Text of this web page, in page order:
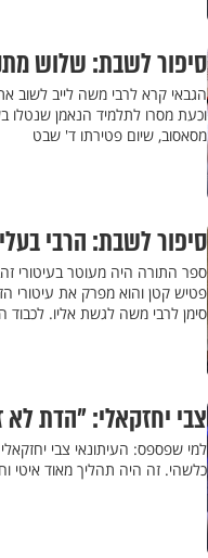
סיפור לשבת: שלוש
הגבאי קרא לרבי משה לייב לשוב
וכעת מסרו לתלמיד הנאמן שנטלו
מסאסוב, שיום פטירתו ד' שבט
סיפור לשבת: הרבי
ספר התורה היה מעוטר בעיטורי
פטיש קטן והוא מפרק את עיטורי
סימן לרבי משה לגשת אליו.
צבי יחזקאלי: "הדת לא
למי שפספס: העיתונאי צבי
כלשהי. זה היה תהליך מאוד איטי